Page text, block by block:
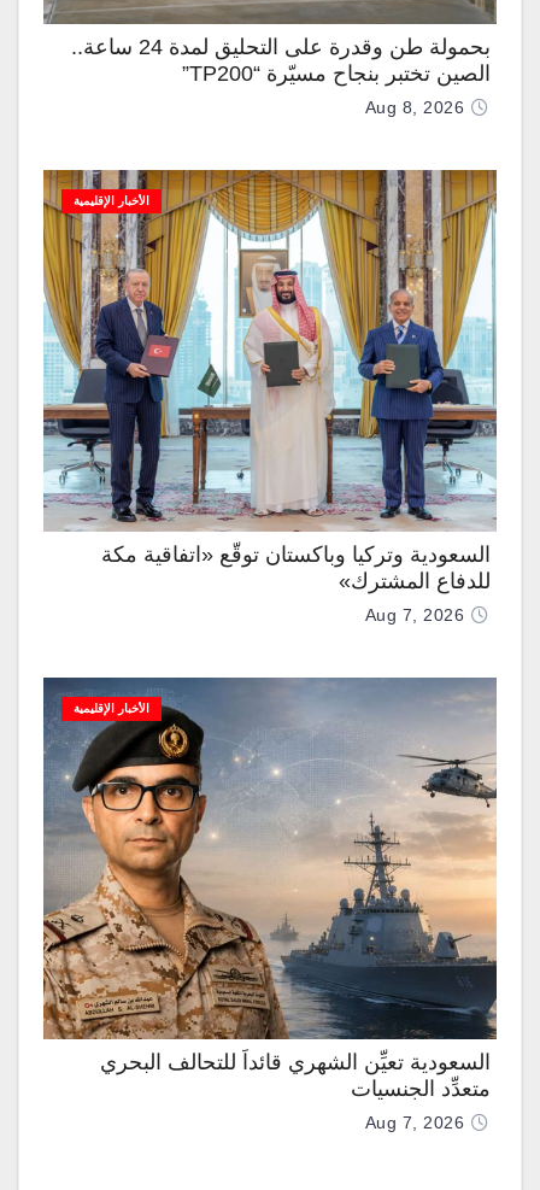
بحمولة طن وقدرة على التحليق لمدة 24 ساعة..
الصين تختبر بنجاح مسيّرة “TP200”
Aug 8, 2026
الأخبار الإقليمية
السعودية وتركيا وباكستان توقّع «اتفاقية مكة
للدفاع المشترك»
Aug 7, 2026
الأخبار الإقليمية
السعودية تعيِّن الشهري قائداً للتحالف البحري
متعدِّد الجنسيات
Aug 7, 2026